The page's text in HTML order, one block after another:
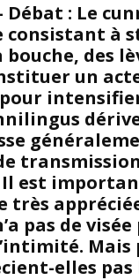
Débat : Le
à
des
un
Il est
très
pas de
elles